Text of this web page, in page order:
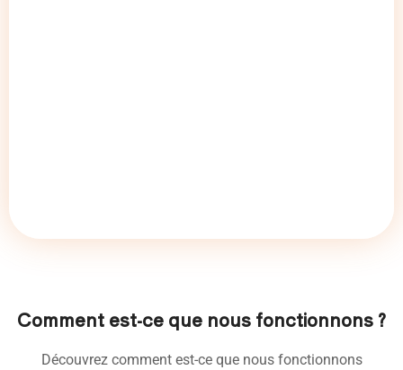
Comment est-ce que nous fonctionnons ?
Découvrez comment est-ce que nous fonctionnons